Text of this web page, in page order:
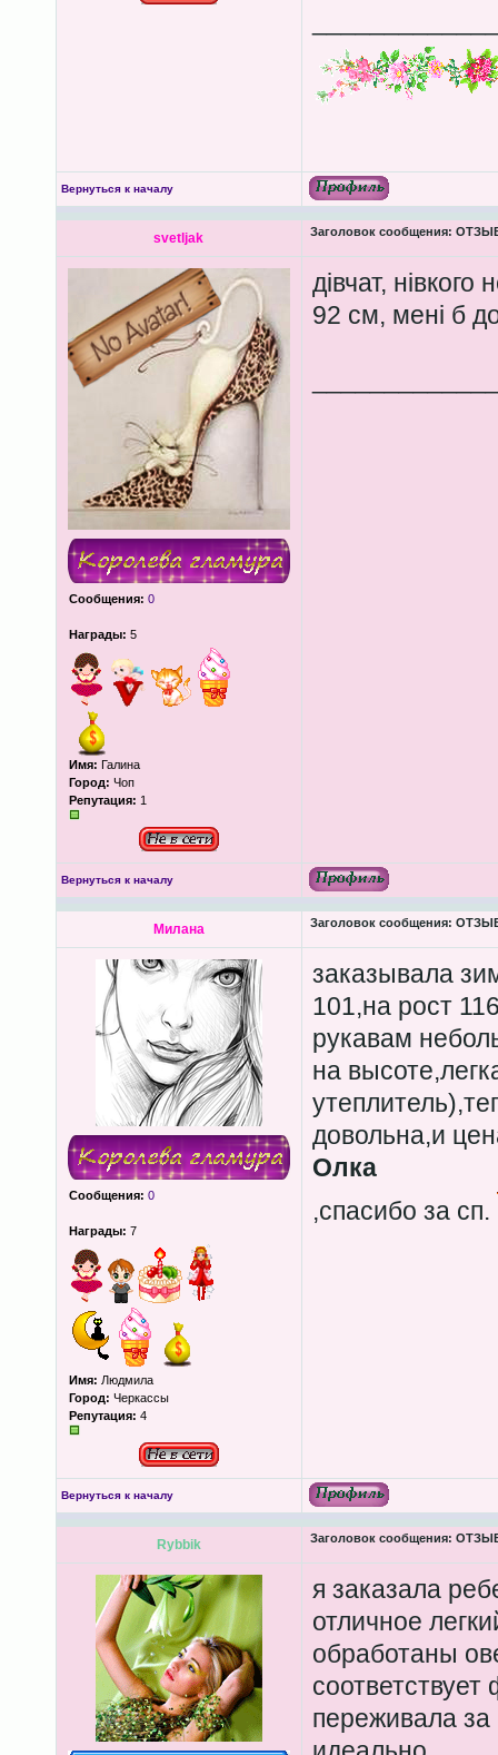
Вернуться к началу
svetljak Заголовок сообщения:
Сообщения: 0
Награды: 5
Имя: Галина
Город: Чоп
Репутация: 1
дівчат,
92 см, мені б
Вернуться к началу
Милана Заголовок сообщения:
Сообщения: 0
Награды: 7
Имя: Людмила
Город: Черкассы
Репутация: 4
заказывала
101,на рост
рукавам
на
довольна,и
Олка
,спасибо за сп.
Вернуться к началу
Rybbik Заголовок сообщения:
я заказала
отличное
обработаны
переживала